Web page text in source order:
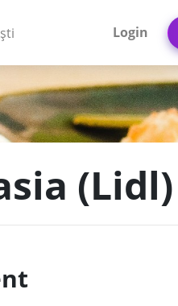
Login
(Lidl)